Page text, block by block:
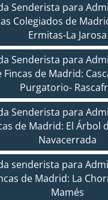
Senderista para
Colegiados de
Ermitas-La Jarosa
Senderista para
Fincas de Madrid:
Purgatorio-
Senderista para
de Madrid: El Árbol
Navacerrada
senderista para
de Madrid: La
Mamés